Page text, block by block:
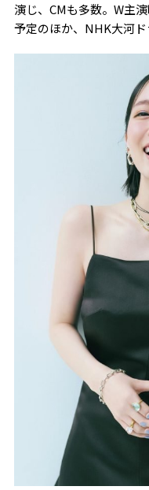
演じ、CMも多数。W主
予定のほか、NHK大河ド